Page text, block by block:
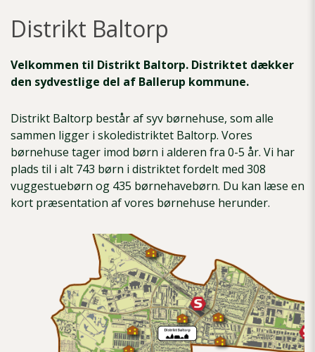
Distrikt Baltorp
Velkommen til Distrikt Baltorp. Distriktet dækker
den sydvestlige del af Ballerup kommune.
Distrikt Baltorp består af syv børnehuse, som alle
sammen ligger i skoledistriktet Baltorp. Vores
børnehuse tager imod børn i alderen fra 0-5 år. Vi har
plads til i alt 743 børn i distriktet fordelt med 308
vuggestuebørn og 435 børnehavebørn. Du kan læse en
kort præsentation af vores børnehuse herunder.